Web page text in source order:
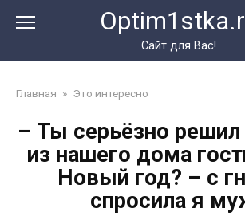
Сайт для Вас!
Главная » Это интересно
– Ты серьёзно решил
из нашего дома
Новый год? – с
спросила я